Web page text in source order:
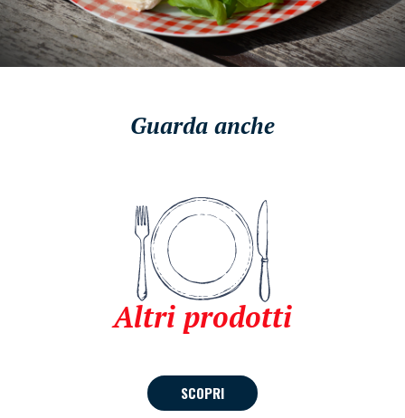
Guarda anche
Altri prodotti
SCOPRI